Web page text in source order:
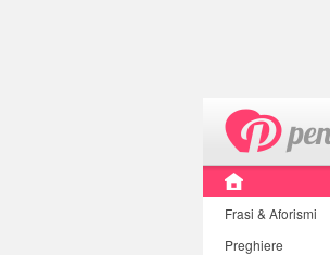
Frasi & Aforismi
Preghiere